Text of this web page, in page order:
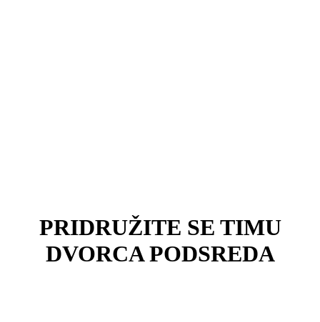
PRIDRUŽITE SE TIMU
DVORCA PODSREDA